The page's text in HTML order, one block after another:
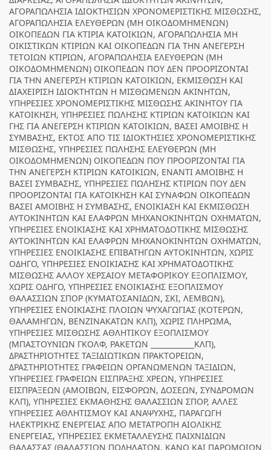
ΑΓΟΡΑΠΩΛΗΣΙΑ ΙΔΙΟΚΤΗΣΙΩΝ ΧΡΟΝΟΜΕΡΙΣΤΙΚΗΣ ΜΙΣΘΩΣΗΣ,
ΑΓΟΡΑΠΩΛΗΣΙΑ ΕΛΕΥΘΕΡΩΝ (ΜΗ ΟΙΚΟΔΟΜΗΜΕΝΩΝ)
ΟΙΚΟΠΕΔΩΝ ΓΙΑ ΚΤΙΡΙΑ ΚΑΤΟΙΚΙΩΝ, ΑΓΟΡΑΠΩΛΗΣΙΑ ΜΗ
ΟΙΚΙΣΤΙΚΩΝ ΚΤΙΡΙΩΝ ΚΑΙ ΟΙΚΟΠΕΔΩΝ ΓΙΑ ΤΗΝ ΑΝΕΓΕΡΣΗ
ΤΕΤΟΙΩΝ ΚΤΙΡΙΩΝ, ΑΓΟΡΑΠΩΛΗΣΙΑ ΕΛΕΥΘΕΡΩΝ (ΜΗ
ΟΙΚΟΔΟΜΗΜΕΝΩΝ) ΟΙΚΟΠΕΔΩΝ ΠΟΥ ΔΕΝ ΠΡΟΟΡΙΖΟΝΤΑΙ
ΓΙΑ ΤΗΝ ΑΝΕΓΕΡΣΗ ΚΤΙΡΙΩΝ ΚΑΤΟΙΚΙΩΝ, ΕΚΜΙΣΘΩΣΗ ΚΑΙ
ΔΙΑΧΕΙΡΙΣΗ ΙΔΙΟΚΤΗΤΩΝ Η ΜΙΣΘΩΜΕΝΩΝ ΑΚΙΝΗΤΩΝ,
ΥΠΗΡΕΣΙΕΣ ΧΡΟΝΟΜΕΡΙΣΤΙΚΗΣ ΜΙΣΘΩΣΗΣ ΑΚΙΝΗΤΟΥ ΓΙΑ
ΚΑΤΟΙΚΗΣΗ, ΥΠΗΡΕΣΙΕΣ ΠΩΛΗΣΗΣ ΚΤΙΡΙΩΝ ΚΑΤΟΙΚΙΩΝ ΚΑΙ
ΓΗΣ ΓΙΑ ΑΝΕΓΕΡΣΗ ΚΤΙΡΙΩΝ ΚΑΤΟΙΚΙΩΝ, ΒΑΣΕΙ ΑΜΟΙΒΗΣ Η
ΣΥΜΒΑΣΗΣ, ΕΚΤΟΣ ΑΠΟ ΤΙΣ ΙΔΙΟΚΤΗΣΙΕΣ ΧΡΟΝΟΜΕΡΙΣΤΙΚΗΣ
ΜΙΣΘΩΣΗΣ, ΥΠΗΡΕΣΙΕΣ ΠΩΛΗΣΗΣ ΕΛΕΥΘΕΡΩΝ (ΜΗ
ΟΙΚΟΔΟΜΗΜΕΝΩΝ) ΟΙΚΟΠΕΔΩΝ ΠΟΥ ΠΡΟΟΡΙΖΟΝΤΑΙ ΓΙΑ
ΤΗΝ ΑΝΕΓΕΡΣΗ ΚΤΙΡΙΩΝ ΚΑΤΟΙΚΙΩΝ, ΕΝΑΝΤΙ ΑΜΟΙΒΗΣ Η
ΒΑΣΕΙ ΣΥΜΒΑΣΗΣ, ΥΠΗΡΕΣΙΕΣ ΠΩΛΗΣΗΣ ΚΤΙΡΙΩΝ ΠΟΥ ΔΕΝ
ΠΡΟΟΡΙΖΟΝΤΑΙ ΓΙΑ ΚΑΤΟΙΚΗΣΗ ΚΑΙ ΣΥΝΑΦΩΝ ΟΙΚΟΠΕΔΩΝ
ΒΑΣΕΙ ΑΜΟΙΒΗΣ Η ΣΥΜΒΑΣΗΣ, ΕΝΟΙΚΙΑΣΗ ΚΑΙ ΕΚΜΙΣΘΩΣΗ
ΑΥΤΟΚΙΝΗΤΩΝ ΚΑΙ ΕΛΑΦΡΩΝ ΜΗΧΑΝΟΚΙΝΗΤΩΝ ΟΧΗΜΑΤΩΝ,
ΥΠΗΡΕΣΙΕΣ ΕΝΟΙΚΙΑΣΗΣ ΚΑΙ ΧΡΗΜΑΤΟΔΟΤΙΚΗΣ ΜΙΣΘΩΣΗΣ
ΑΥΤΟΚΙΝΗΤΩΝ ΚΑΙ ΕΛΑΦΡΩΝ ΜΗΧΑΝΟΚΙΝΗΤΩΝ ΟΧΗΜΑΤΩΝ,
ΥΠΗΡΕΣΙΕΣ ΕΝΟΙΚΙΑΣΗΣ ΕΠΙΒΑΤΗΓΩΝ ΑΥΤΟΚΙΝΗΤΩΝ, ΧΩΡΙΣ
ΟΔΗΓΟ, ΥΠΗΡΕΣΙΕΣ ΕΝΟΙΚΙΑΣΗΣ ΚΑΙ ΧΡΗΜΑΤΟΔΟΤΙΚΗΣ
ΜΙΣΘΩΣΗΣ ΑΛΛΟΥ ΧΕΡΣΑΙΟΥ ΜΕΤΑΦΟΡΙΚΟΥ ΕΞΟΠΛΙΣΜΟΥ,
ΧΩΡΙΣ ΟΔΗΓΟ, ΥΠΗΡΕΣΙΕΣ ΕΝΟΙΚΙΑΣΗΣ ΕΞΟΠΛΙΣΜΟΥ
ΘΑΛΑΣΣΙΩΝ ΣΠΟΡ (ΚΥΜΑΤΟΣΑΝΙΔΩΝ, ΣΚΙ, ΛΕΜΒΩΝ),
ΥΠΗΡΕΣΙΕΣ ΕΝΟΙΚΙΑΣΗΣ ΠΛΟΙΩΝ ΨΥΧΑΓΩΓΙΑΣ (ΚΟΤΕΡΩΝ,
ΘΑΛΑΜΗΓΩΝ, ΒΕΝΖΙΝΑΚΑΤΩΝ ΚΛΠ), ΧΩΡΙΣ ΠΛΗΡΩΜΑ,
ΥΠΗΡΕΣΙΕΣ ΜΙΣΘΩΣΗΣ ΑΘΛΗΤΙΚΟΥ ΕΞΟΠΛΙΣΜΟΥ
(ΜΠΑΣΤΟΥΝΙΩΝ ΓΚΟΛΦ, ΡΑΚΕΤΩΝ ____________ΚΛΠ),
ΔΡΑΣΤΗΡΙΟΤΗΤΕΣ ΤΑΞΙΔΙΩΤΙΚΩΝ ΠΡΑΚΤΟΡΕΙΩΝ,
ΔΡΑΣΤΗΡΙΟΤΗΤΕΣ ΓΡΑΦΕΙΩΝ ΟΡΓΑΝΩΜΕΝΩΝ ΤΑΞΙΔΙΩΝ,
ΥΠΗΡΕΣΙΕΣ ΓΡΑΦΕΙΩΝ ΕΙΣΠΡΑΞΗΣ ΧΡΕΩΝ, ΥΠΗΡΕΣΙΕΣ
ΕΙΣΠΡΑΞΕΩΝ (ΑΜΟΙΒΩΝ, ΕΙΣΦΟΡΩΝ, ΔΟΣΕΩΝ, ΣΥΝΔΡΟΜΩΝ
ΚΛΠ), ΥΠΗΡΕΣΙΕΣ ΕΚΜΑΘΗΣΗΣ ΘΑΛΑΣΣΙΩΝ ΣΠΟΡ, ΑΛΛΕΣ
ΥΠΗΡΕΣΙΕΣ ΑΘΛΗΤΙΣΜΟΥ ΚΑΙ ΑΝΑΨΥΧΗΣ, ΠΑΡΑΓΩΓΗ
ΗΛΕΚΤΡΙΚΗΣ ΕΝΕΡΓΕΙΑΣ ΑΠΟ ΜΕΤΑΤΡΟΠΗ ΑΙΟΛΙΚΗΣ
ΕΝΕΡΓΕΙΑΣ, ΥΠΗΡΕΣΙΕΣ ΕΚΜΕΤΑΛΛΕΥΣΗΣ ΠΑΙΧΝΙΔΙΩΝ
ΘΑΛΑΣΣΑΣ (ΘΑΛΑΣΣΙΩΝ ΠΟΔΗΛΑΤΩΝ, ΚΑΝΟ ΚΑΙ ΠΑΡΟΜΟΙΩΝ